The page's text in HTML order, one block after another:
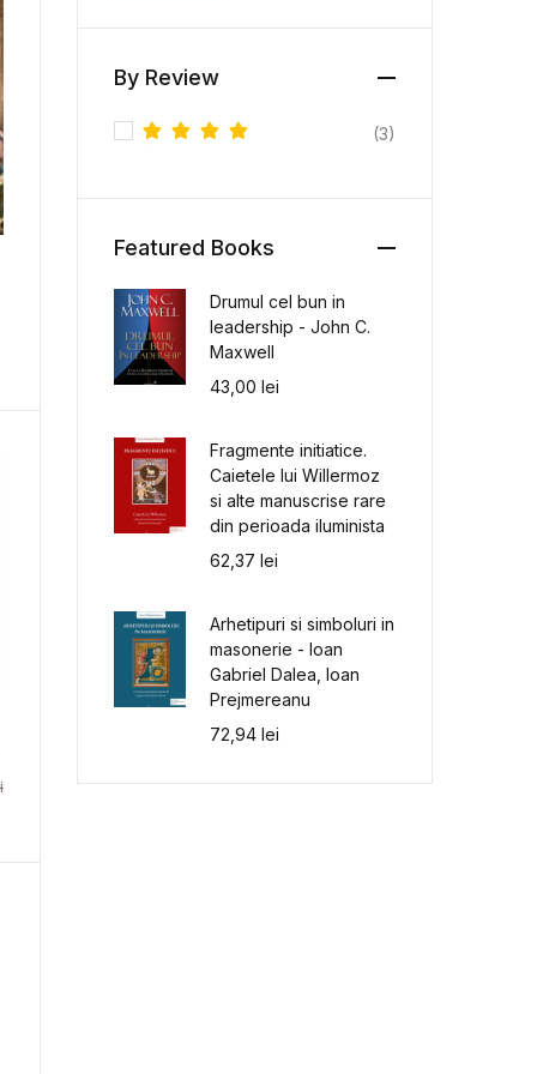
By Review
(3)
Featured Books
Drumul cel bun in
leadership - John C.
Maxwell
43,00lei
Fragmente initiatice.
Caietele lui Willermoz
si alte manuscrise rare
din perioada iluminista
62,37lei
Arhetipuri si simboluri in
masonerie - Ioan
Gabriel Dalea, Ioan
Prejmereanu
72,94lei